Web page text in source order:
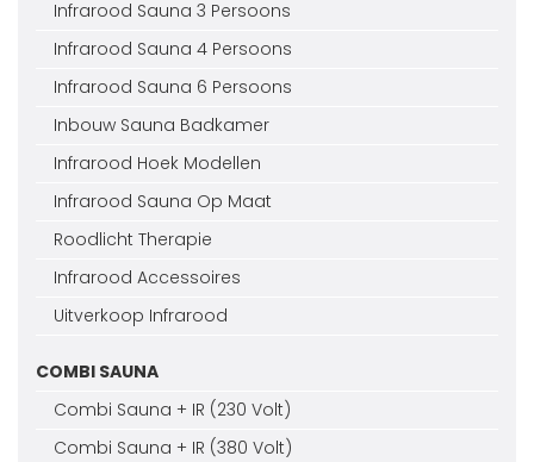
Infrarood Sauna 3 Persoons
Infrarood Sauna 4 Persoons
Infrarood Sauna 6 Persoons
Inbouw Sauna Badkamer
Infrarood Hoek Modellen
Infrarood Sauna Op Maat
Roodlicht Therapie
Infrarood Accessoires
Uitverkoop Infrarood
COMBI SAUNA
Combi Sauna + IR (230 Volt)
Combi Sauna + IR (380 Volt)